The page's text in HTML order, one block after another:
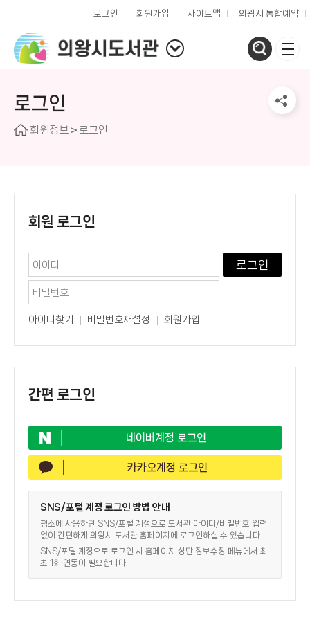
로그인 회원가입 사이트맵 의왕시 통합예약
로그인
회원정보 로그인
회원 로그인
로그인
아이디찾기 비밀번호재설정 회원가입
간편 로그인
네이버계정 로그인
카카오계정 로그인
SNS/포털 계정 로그인 방법 안내
평소에 사용하던 SNS/포털 계정으로 도서관 아이디/비밀번호 입력
없이 간편하게 의왕시 도서관 홈페이지에 로그인하실 수 있습니다.
SNS/포털 계정으로 로그인 시 홈페이지 상단 정보수정 메뉴에서 최
초 1회 연동이 필요합니다.